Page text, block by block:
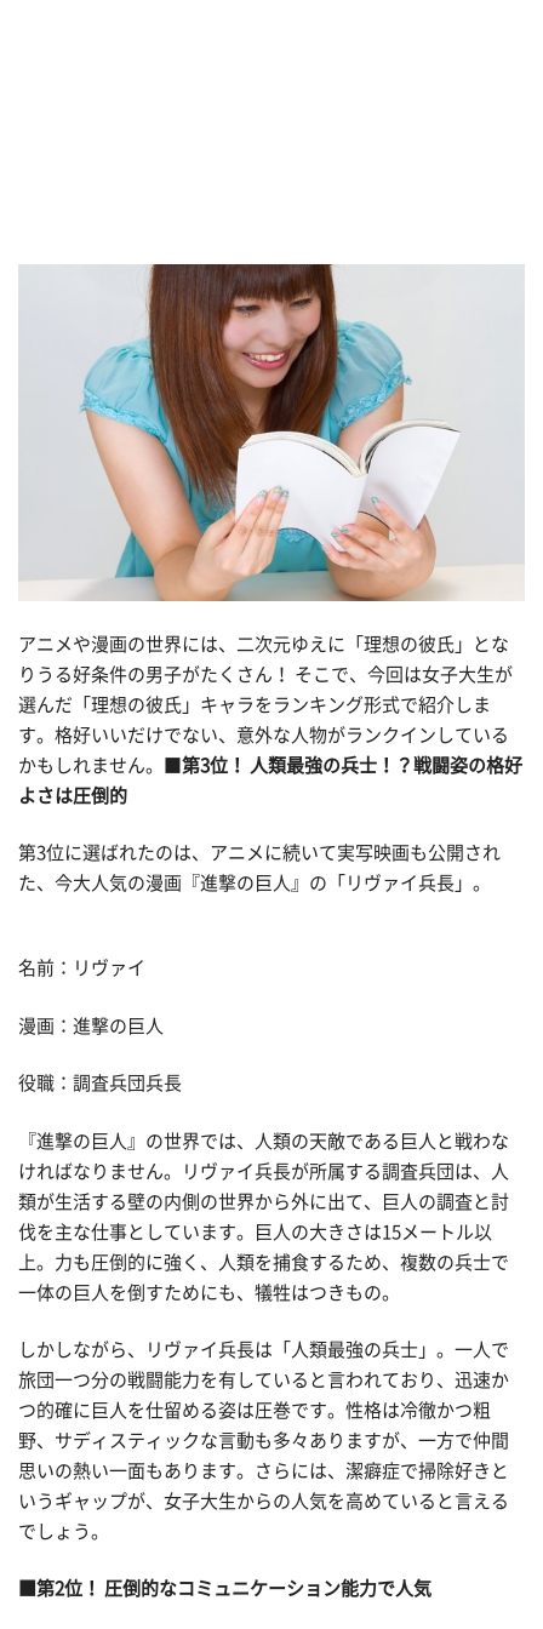
アニメや漫画の世界には、二次元ゆえに「理想の彼氏」とな
りうる好条件の男子がたくさん！ そこで、今回は女子大生が
選んだ「理想の彼氏」キャラをランキング形式で紹介しま
す。格好いいだけでない、意外な人物がランクインしている
かもしれません。■第3位！ 人類最強の兵士！？戦闘姿の格好
よさは圧倒的
第3位に選ばれたのは、アニメに続いて実写映画も公開され
た、今大人気の漫画『進撃の巨人』の「リヴァイ兵長」。
名前：リヴァイ
漫画：進撃の巨人
役職：調査兵団兵長
『進撃の巨人』の世界では、人類の天敵である巨人と戦わな
ければなりません。リヴァイ兵長が所属する調査兵団は、人
類が生活する壁の内側の世界から外に出て、巨人の調査と討
伐を主な仕事としています。巨人の大きさは15メートル以
上。力も圧倒的に強く、人類を捕食するため、複数の兵士で
一体の巨人を倒すためにも、犠牲はつきもの。
しかしながら、リヴァイ兵長は「人類最強の兵士」。一人で
旅団一つ分の戦闘能力を有していると言われており、迅速か
つ的確に巨人を仕留める姿は圧巻です。性格は冷徹かつ粗
野、サディスティックな言動も多々ありますが、一方で仲間
思いの熱い一面もあります。さらには、潔癖症で掃除好きと
いうギャップが、女子大生からの人気を高めていると言える
でしょう。
■第2位！ 圧倒的なコミュニケーション能力で人気